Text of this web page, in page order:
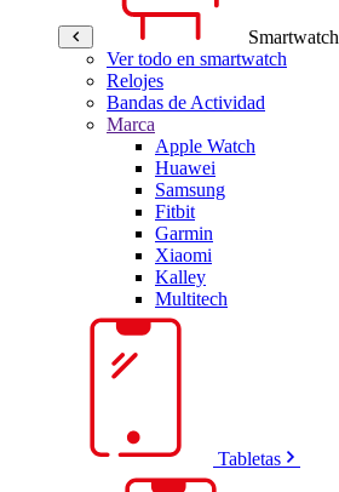
Smartwatch
Ver todo en smartwatch
Relojes
Bandas de Actividad
Marca
Apple Watch
Huawei
Samsung
Fitbit
Garmin
Xiaomi
Kalley
Multitech
Tabletas